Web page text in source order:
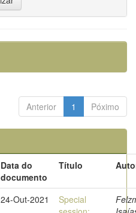
Anterior 1 Póximo
Data do
documento
Título
24-Out-2021
Special